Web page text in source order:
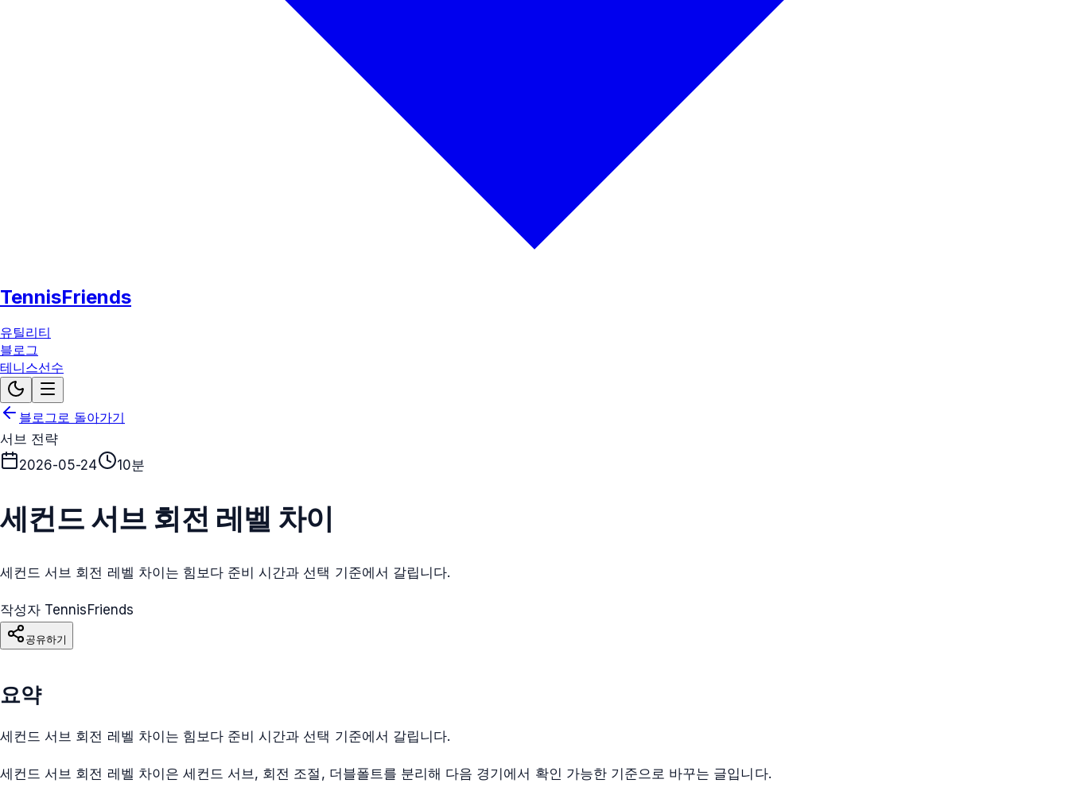
TennisFriends
유틸리티
블로그
테니스선수
블로그로 돌아가기
서브 전략
2026-05-24
10분
세컨드 서브 회전 레벨 차이
세컨드 서브 회전 레벨 차이는 힘보다 준비 시간과 선택 기준에서 갈립니다.
작성자 TennisFriends
공유하기
요약
세컨드 서브 회전 레벨 차이는 힘보다 준비 시간과 선택 기준에서 갈립니다.
세컨드 서브 회전 레벨 차이은 세컨드 서브, 회전 조절, 더블폴트를 분리해 다음 경기에서 확인 가능한 기준으로 바꾸는 글입니다.